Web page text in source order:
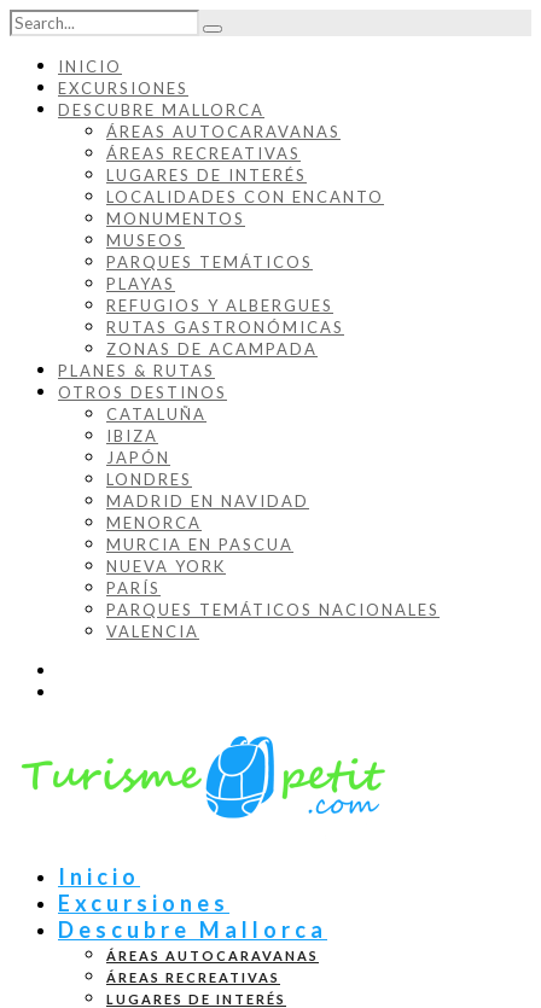
INICIO
EXCURSIONES
DESCUBRE MALLORCA
ÁREAS AUTOCARAVANAS
ÁREAS RECREATIVAS
LUGARES DE INTERÉS
LOCALIDADES CON ENCANTO
MONUMENTOS
MUSEOS
PARQUES TEMÁTICOS
PLAYAS
REFUGIOS Y ALBERGUES
RUTAS GASTRONÓMICAS
ZONAS DE ACAMPADA
PLANES & RUTAS
OTROS DESTINOS
CATALUÑA
IBIZA
JAPÓN
LONDRES
MADRID EN NAVIDAD
MENORCA
MURCIA EN PASCUA
NUEVA YORK
PARÍS
PARQUES TEMÁTICOS NACIONALES
VALENCIA
Inicio
Excursiones
Descubre Mallorca
ÁREAS AUTOCARAVANAS
ÁREAS RECREATIVAS
LUGARES DE INTERÉS